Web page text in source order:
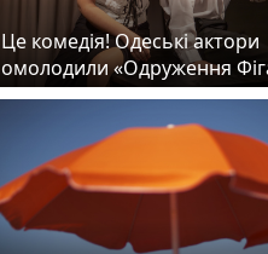
Це комедія! Одеські актори
омолодили «Одруження